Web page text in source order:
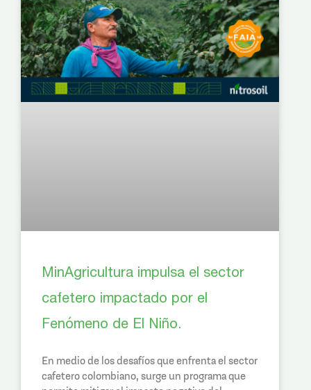
MinAgricultura impulsa el sector
cafetero impactado por el
Fenómeno de El Niño.
En medio de los desafíos que enfrenta el sector
cafetero colombiano, surge un programa que